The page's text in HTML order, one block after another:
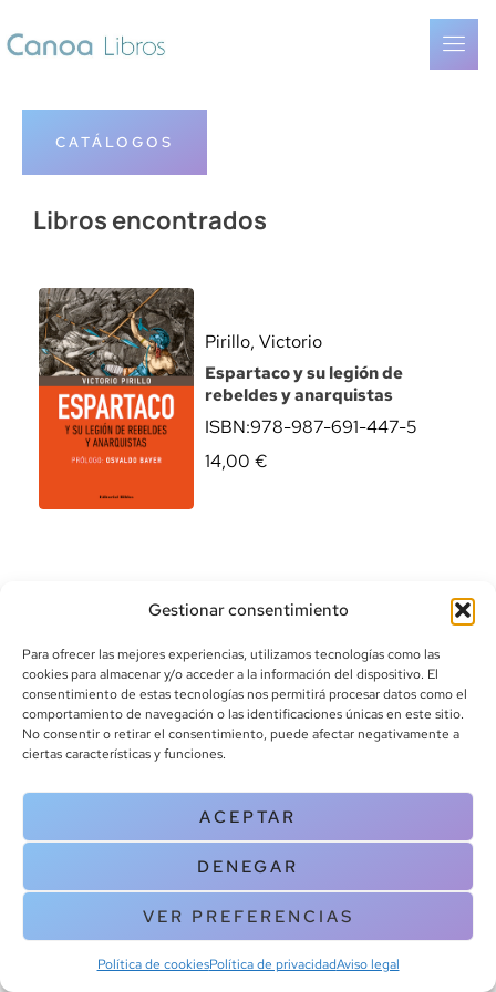
Gestionar consentimiento
Para ofrecer las mejores experiencias, utilizamos tecnologías como las
cookies para almacenar y/o acceder a la información del dispositivo. El
consentimiento de estas tecnologías nos permitirá procesar datos como el
comportamiento de navegación o las identificaciones únicas en este sitio.
No consentir o retirar el consentimiento, puede afectar negativamente a
ciertas características y funciones.
ACEPTAR
DENEGAR
VER PREFERENCIAS
Política de cookiesPolítica de privacidadAviso legal
CATÁLOGOS
Libros encontrados
Pirillo, Victorio
Espartaco y su legión de
rebeldes y anarquistas
ISBN:978-987-691-447-5
14,00 €
info@canoalibros.com
pedidos@canoalibros.com
+34 934 242 391
CONTACTO
Copyright © 2025 Canoa Libros. All Rights Reserved |
cookies
| Aviso legal